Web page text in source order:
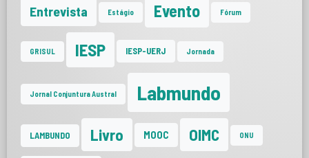
Entrevista Estágio Evento Fórum
GRISUL IESP IESP-UERJ Jornada
Jornal Conjuntura Austral Labmundo
LAMBUNDO Livro MOOC OIMC ONU